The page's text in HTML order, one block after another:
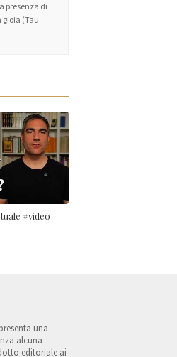
presenza di
gioia (Tau
#video
una
alcuna
editoriale ai